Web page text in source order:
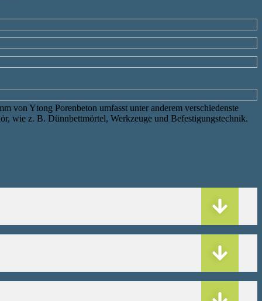
von Ytong Porenbeton umfasst unter anderem verschiedenste
wie z. B. Dünnbettmörtel, Werkzeuge und Befestigungstechnik.